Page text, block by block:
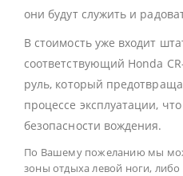
они будут служить и
В стоимость уже входит
соответствующий Honda
руль, который
процессе эксплуатации,
безопасности вождения.
По Вашему пожеланию мы
зоны отдыха левой ноги,